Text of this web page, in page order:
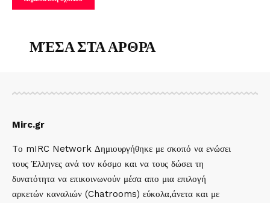
ΜΈΣΑ ΣΤΑ ΑΡΘΡΑ
Mirc.gr
Tο mIRC Network Δημιουργήθηκε με σκοπό να ενώσει
τους Έλληνες ανά τον κόσμο και να τους δώσει τη
δυνατότητα να επικοινωνούν μέσα απο μια επιλογή
αρκετών καναλιών (Chatrooms) εύκολα,άνετα και με